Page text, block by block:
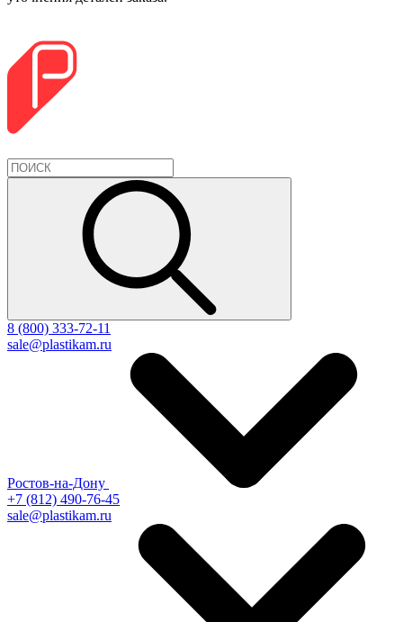
8 (800) 333-72-11
sale@plastikam.ru
Ростов-на-Дону
+7 (812) 490-76-45
sale@plastikam.ru